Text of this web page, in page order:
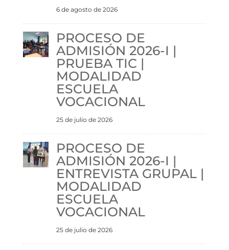
6 de agosto de 2026
PROCESO DE
ADMISIÓN 2026-I |
PRUEBA TIC |
MODALIDAD
ESCUELA
VOCACIONAL
25 de julio de 2026
PROCESO DE
ADMISIÓN 2026-I |
ENTREVISTA GRUPAL |
MODALIDAD
ESCUELA
VOCACIONAL
25 de julio de 2026